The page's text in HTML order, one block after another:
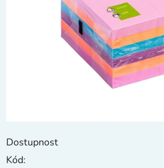
Dostupnost
Kód: